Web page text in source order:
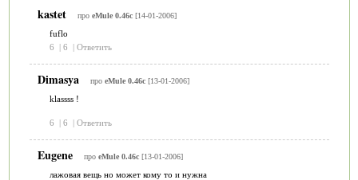
kastet про eMule 0.46c[14-01-2006]
fuflo
6
| 6 | Ответить
Dimasya про eMule 0.46c[13-01-2006]
klassss !
6 | 6 | Ответить
Eugene про eMule 0.46c[13-01-2006]
лажовая вещь но может кому то и нужна